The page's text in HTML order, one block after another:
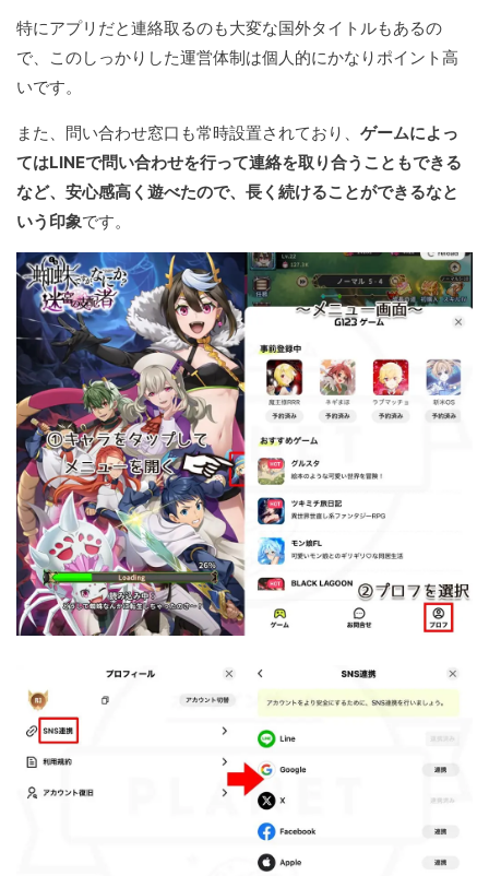
特にアプリだと連絡取るのも大変な国外タイトルもあるの
で、このしっかりした運営体制は個人的にかなりポイント高
いです。
また、問い合わせ窓口も常時設置されており、 ゲームによっ
てはLINEで問い合わせを行って連絡を取り合うこともできる
など、安心感高く遊べたので、長く続けることができるなと
いう印象です。